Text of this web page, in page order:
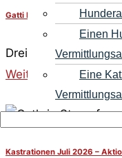
Einen
Eine
Gatti Pittulongu – Aktion
Drei Kätzinnen
Weiterlesen »
Kastrationen Juli 2026 –